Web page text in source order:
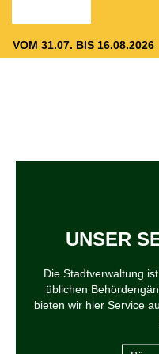
DER DRACHENSTICH
VOM 31.07. BIS 16.08.2026
UNSER
Die Stadtverwaltung
üblichen
bieten wir hier Service